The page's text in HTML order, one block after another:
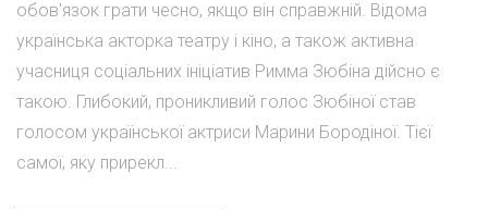
обов'язок грати чесно, якщо він справжній. Відома
українська акторка театру і кіно, а також активна
учасниця соціальних ініціатив Римма Зюбіна дійсно є
такою. Глибокий, проникливий голос Зюбіної став
голосом української актриси Марини Бородіної. Тієї
самої, яку прирекл...